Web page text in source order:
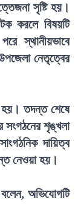
সৃষ্টি হয়।
করলে বিষয়টি
স্থানীয়ভাবে
নেতৃত্বের
হয়। তদন্ত শেষে
সংগঠনের শৃঙ্খলা
দায়িত্ব
নেওয়া হয়।
অভিযোগটি